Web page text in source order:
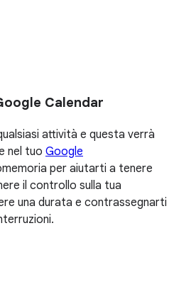
Calendar
attività e questa verrà
nel tuo Google
per aiutarti a tenere
il controllo sulla tua
una durata e contrassegnarti